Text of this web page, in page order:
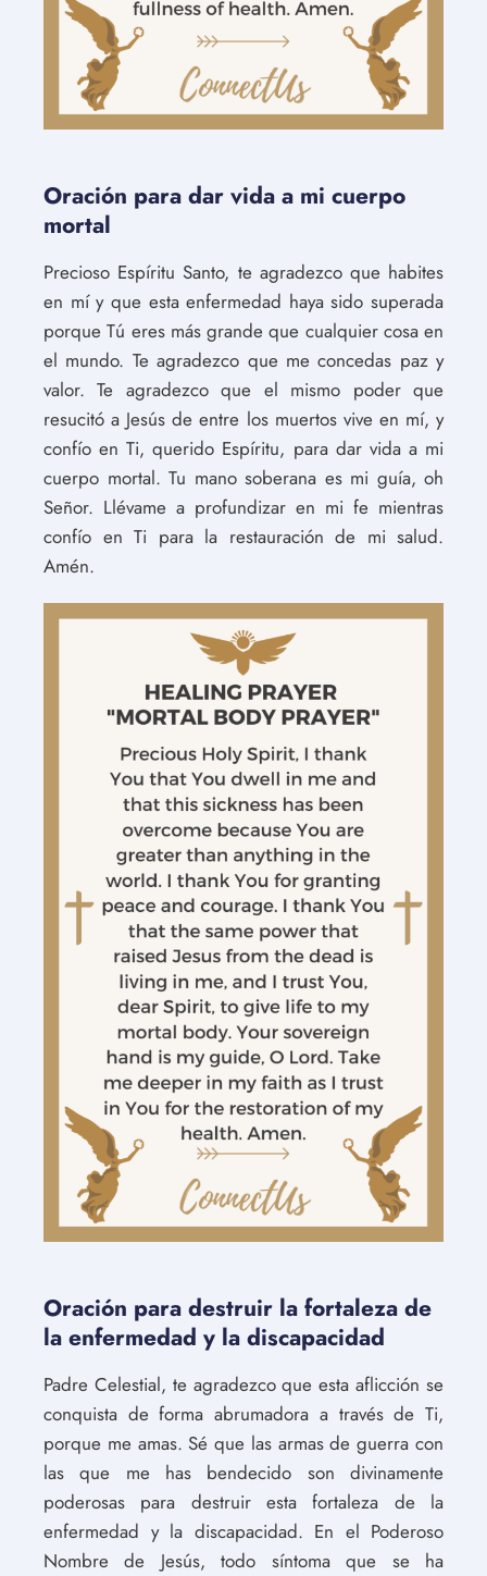
Oración para dar vida a mi cuerpo
mortal
Precioso Espíritu Santo, te agradezco que habites
en mí y que esta enfermedad haya sido superada
porque Tú eres más grande que cualquier cosa en
el mundo. Te agradezco que me concedas paz y
valor. Te agradezco que el mismo poder que
resucitó a Jesús de entre los muertos vive en mí, y
confío en Ti, querido Espíritu, para dar vida a mi
cuerpo mortal. Tu mano soberana es mi guía, oh
Señor. Llévame a profundizar en mi fe mientras
confío en Ti para la restauración de mi salud.
Amén.
Oración para destruir la fortaleza de
la enfermedad y la discapacidad
Padre Celestial, te agradezco que esta aflicción se
conquista de forma abrumadora a través de Ti,
porque me amas. Sé que las armas de guerra con
las que me has bendecido son divinamente
poderosas para destruir esta fortaleza de la
enfermedad y la discapacidad. En el Poderoso
Nombre de Jesús, todo síntoma que se ha